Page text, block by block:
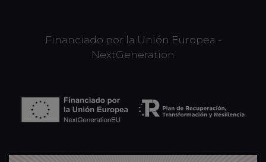
Financiado por la Unión Europea -
NextGeneration